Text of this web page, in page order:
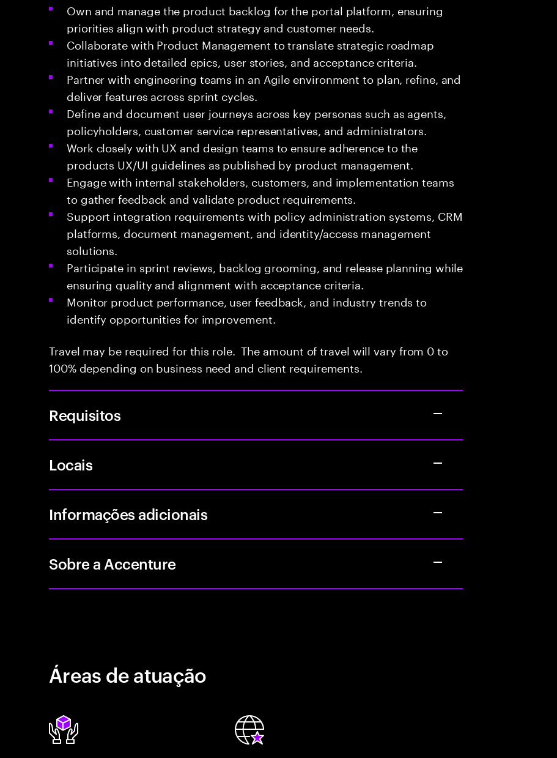
Own and manage the product backlog for the portal platform, ensuring
priorities align with product strategy and customer needs.
Collaborate with Product Management to translate strategic roadmap
initiatives into detailed epics, user stories, and acceptance criteria.
Partner with engineering teams in an Agile environment to plan, refine, and
deliver features across sprint cycles.
Define and document user journeys across key personas such as agents,
policyholders, customer service representatives, and administrators.
Work closely with UX and design teams to ensure adherence to the
products UX/UI guidelines as published by product management.
Engage with internal stakeholders, customers, and implementation teams
to gather feedback and validate product requirements.
Support integration requirements with policy administration systems, CRM
platforms, document management, and identity/access management
solutions.
Participate in sprint reviews, backlog grooming, and release planning while
ensuring quality and alignment with acceptance criteria.
Monitor product performance, user feedback, and industry trends to
identify opportunities for improvement.
Travel may be required for this role. The amount of travel will vary from 0 to
100% depending on business need and client requirements.
Requisitos
Locais
Informações adicionais
Sobre a Accenture
Áreas de atuação